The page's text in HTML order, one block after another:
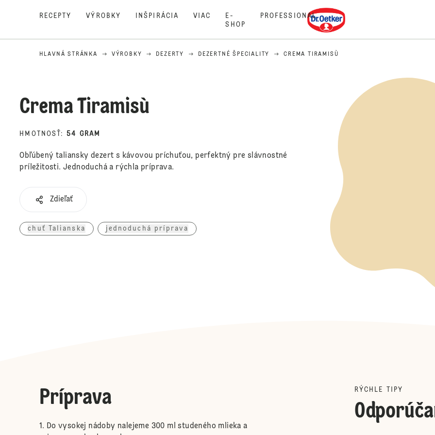
RECEPTY VÝROBKY INŠPIRÁCIA VIAC
E-
SHOP
PROFESSIONAL Dr. Oetker
HLAVNÁ STRÁNKA VÝROBKY DEZERTY DEZERTNÉ ŠPECIALITY CREMA TIRAMISÙ
Crema Tiramisù
HMOTNOSŤ : 54 GRAM
Obľúbený taliansky dezert s kávovou príchuťou, perfektný pre slávnostné
príležitosti. Jednoduchá a rýchla príprava.
Zdieľať
chuť Talianska jednoduchá príprava
Príprava
Do vysokej nádoby nalejeme 300 ml studeného mlieka a
RÝCHLE TIPY